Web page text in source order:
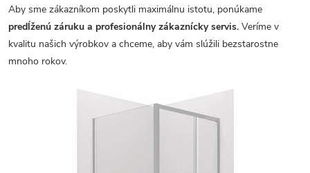
Aby sme zákazníkom poskytli maximálnu istotu, ponúkame
predĺženú záruku a profesionálny zákaznícky servis. Veríme v
kvalitu našich výrobkov a chceme, aby vám slúžili bezstarostne
mnoho rokov.